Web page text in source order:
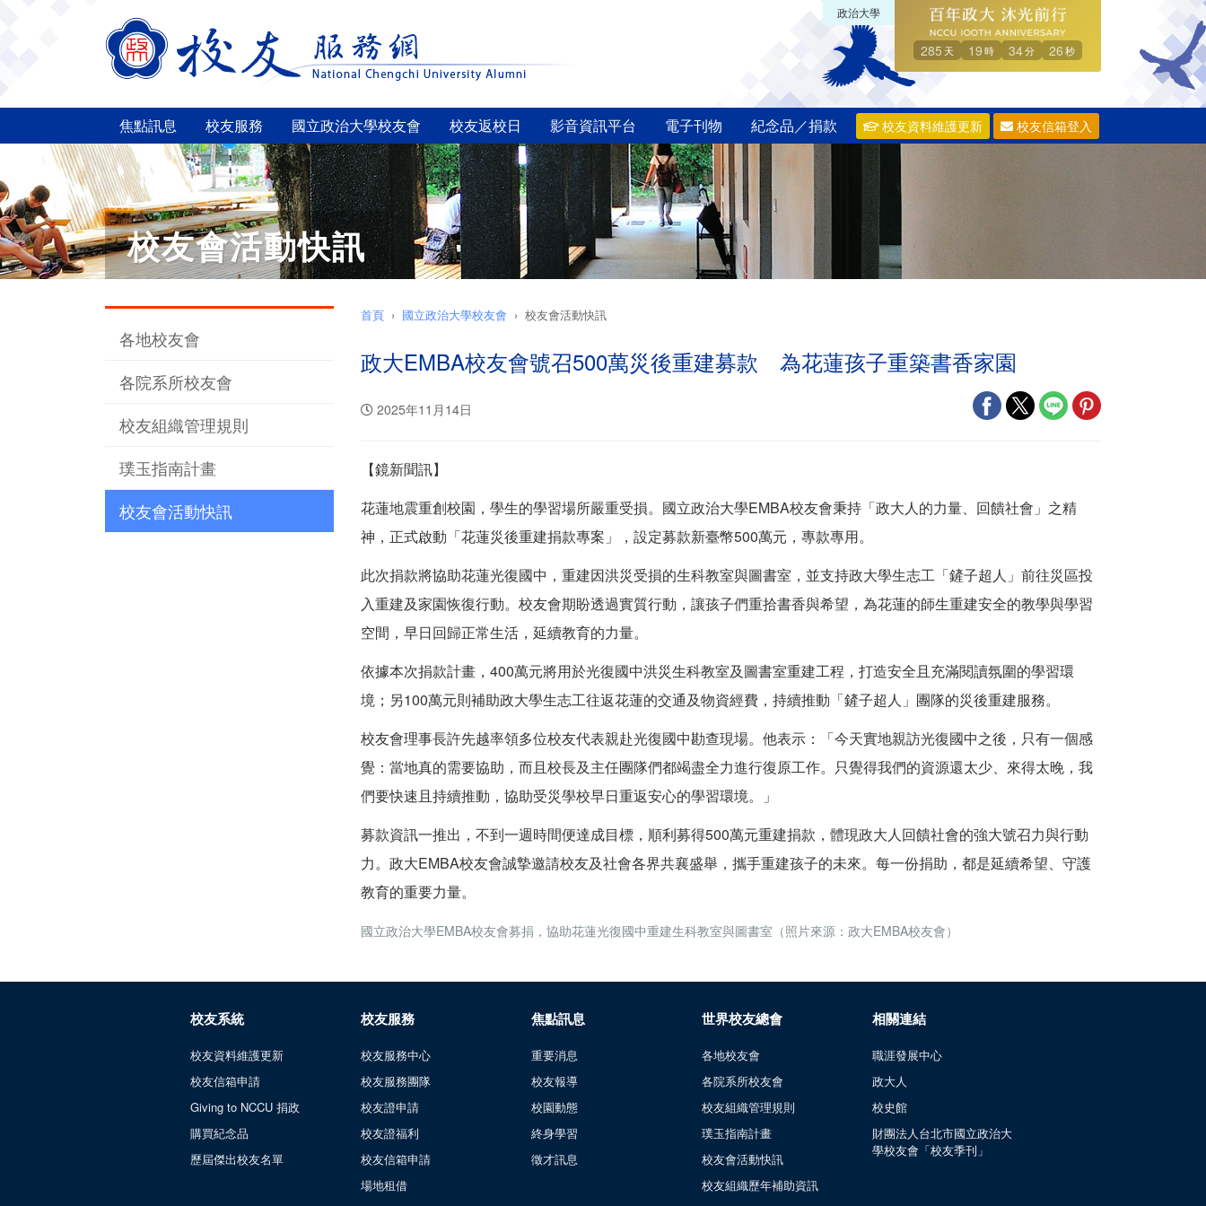
政治大學
285 天 19時 34分 26秒
焦點訊息 校友服務 國立政治大學校友會 校友返校日 影音資訊平台 電子刊物 紀念品／捐款 校友資料維護更新 校友信箱登入
校友會活動快訊
各地校友會
各院系所校友會
校友組織管理規則
璞玉指南計畫
校友會活動快訊
首頁 國立政治大學校友會 校友會活動快訊
政大EMBA校友會號召500萬災後重建募款 為花蓮孩子重築書香家園
2025年11月14日
【鏡新聞訊】
花蓮地震重創校園，學生的學習場所嚴重受損。國立政治大學EMBA校友會秉持「政大人的力量、回饋社會」之精
神，正式啟動「花蓮災後重建捐款專案」，設定募款新臺幣500萬元，專款專用。
此次捐款將協助花蓮光復國中，重建因洪災受損的生科教室與圖書室，並支持政大學生志工「鏟子超人」前往災區投
入重建及家園恢復行動。校友會期盼透過實質行動，讓孩子們重拾書香與希望，為花蓮的師生重建安全的教學與學習
空間，早日回歸正常生活，延續教育的力量。
依據本次捐款計畫，400萬元將用於光復國中洪災生科教室及圖書室重建工程，打造安全且充滿閱讀氛圍的學習環
境；另100萬元則補助政大學生志工往返花蓮的交通及物資經費，持續推動「鏟子超人」團隊的災後重建服務。
校友會理事長許先越率領多位校友代表親赴光復國中勘查現場。他表示：「今天實地親訪光復國中之後，只有一個感
覺：當地真的需要協助，而且校長及主任團隊們都竭盡全力進行復原工作。只覺得我們的資源還太少、來得太晚，我
們要快速且持續推動，協助受災學校早日重返安心的學習環境。」
募款資訊一推出，不到一週時間便達成目標，順利募得500萬元重建捐款，體現政大人回饋社會的強大號召力與行動
力。政大EMBA校友會誠摯邀請校友及社會各界共襄盛舉，攜手重建孩子的未來。每一份捐助，都是延續希望、守護
教育的重要力量。
國立政治大學EMBA校友會募捐，協助花蓮光復國中重建生科教室與圖書室（照片來源：政大EMBA校友會）
校友系統
校友資料維護更新
校友信箱申請
Giving to NCCU 捐政
購買紀念品
歷屆傑出校友名單
校友服務
校友服務中心
校友服務團隊
校友證申請
校友證福利
校友信箱申請
場地租借
焦點訊息
重要消息
校友報導
校園動態
終身學習
徵才訊息
世界校友總會
各地校友會
各院系所校友會
校友組織管理規則
璞玉指南計畫
校友會活動快訊
校友組織歷年補助資訊
相關連結
職涯發展中心
政大人
校史館
財團法人台北市國立政治大
學校友會「校友季刊」